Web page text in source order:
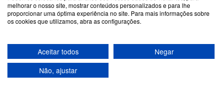
© 2026 - Todos os direitos reservados.
Desenvolvido por:
melhorar o nosso site, mostrar conteúdos personalizados e para lhe
proporcionar uma óptima experiência no site. Para mais informações sobre
os cookies que utilizamos, abra as configurações.
Aceitar todos
Negar
Não, ajustar